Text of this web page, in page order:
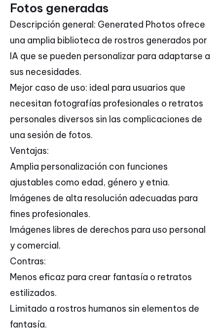
Fotos generadas
Descripción general: Generated Photos ofrece
una amplia biblioteca de rostros generados por
IA que se pueden personalizar para adaptarse a
sus necesidades.
Mejor caso de uso: ideal para usuarios que
necesitan fotografías profesionales o retratos
personales diversos sin las complicaciones de
una sesión de fotos.
Ventajas:
Amplia personalización con funciones
ajustables como edad, género y etnia.
Imágenes de alta resolución adecuadas para
fines profesionales.
Imágenes libres de derechos para uso personal
y comercial.
Contras:
Menos eficaz para crear fantasía o retratos
estilizados.
Limitado a rostros humanos sin elementos de
fantasía.